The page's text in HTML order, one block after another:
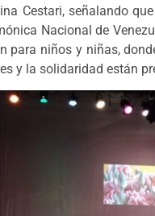
Cestari, señalando
Nacional de
para niños y niñas,
y la solidaridad están